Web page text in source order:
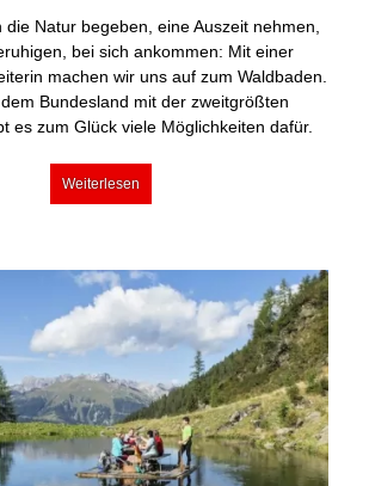
die Natur begeben, eine Auszeit nehmen,
bei sich ankommen: Mit einer
machen wir uns auf zum Waldbaden.
Bundesland mit der zweitgrößten
es zum Glück viele Möglichkeiten dafür.
Weiterlesen